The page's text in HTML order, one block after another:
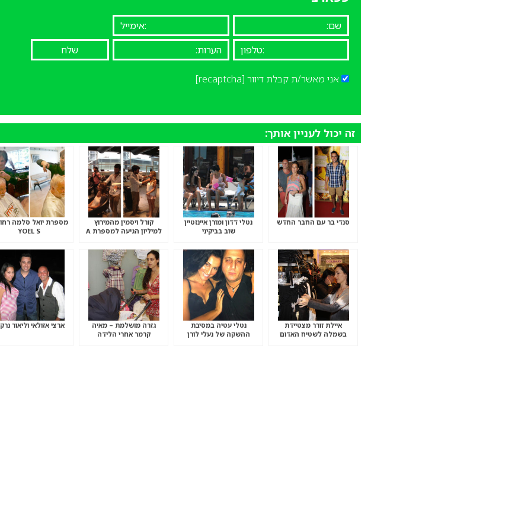
אני מאשר/ת קבלת דיוור [recaptcha]
זה יכול לעניין אותך:
סנדי בר עם החבר החדש
נטלי דדון ומורן איינזטיין
שוב בביקיני
קורל ויסמין מהמירוץ
למיליון הגיעה למספרת A
מספרת יואל סלמה
YOEL S
איילת זורר מצטיידת
בשמלה לשטיח האדום
נטלי עטיה במסיבת
ההשקה של נעלי לורן
גזרה מושלמת – מאיה
קרמר אחרי הלידה
ארצי אזולאי וליאור